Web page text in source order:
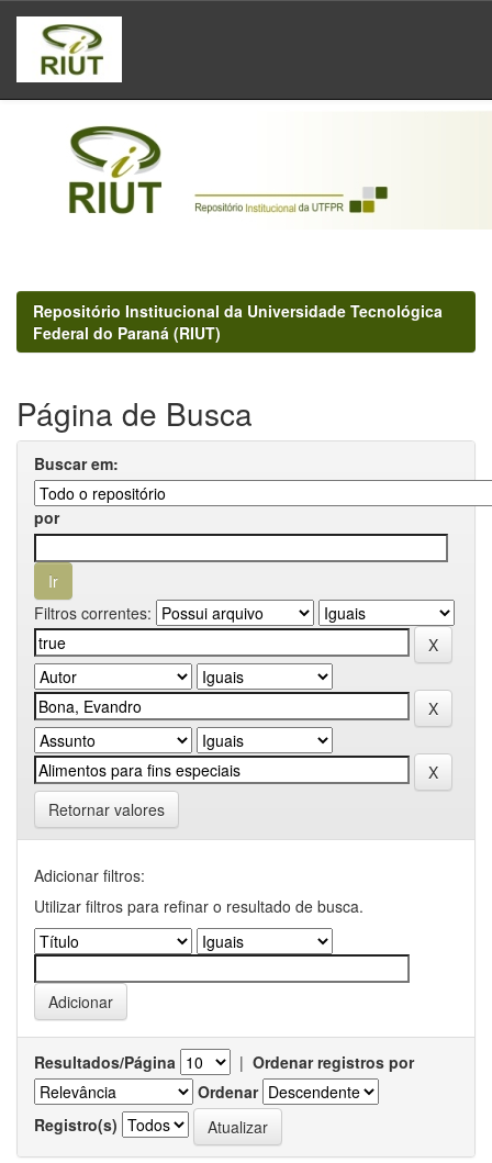
Skip
navigation
Repositório Institucional da Universidade Tecnológica
Federal do Paraná (RIUT)
Página de Busca
Buscar em:
por
Filtros correntes:
Retornar valores
Adicionar filtros:
Utilizar filtros para refinar o resultado de busca.
Resultados/Página | Ordenar registros por
Ordenar
Registro(s)